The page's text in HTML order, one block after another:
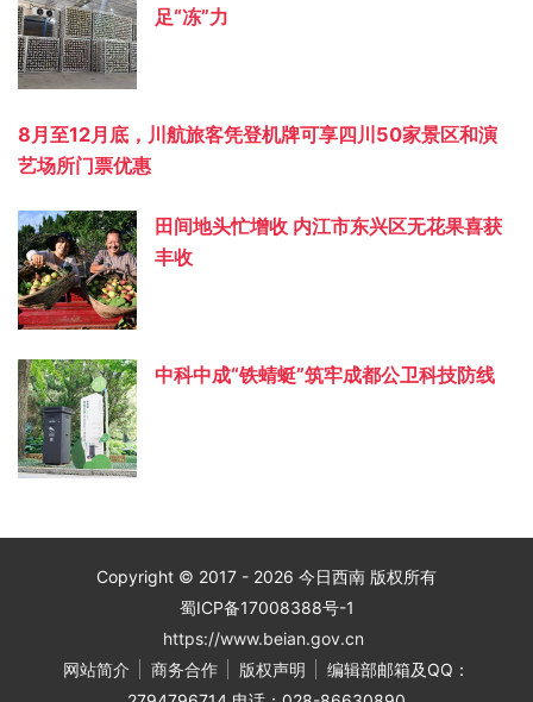
足“冻”力
8月至12月底，川航旅客凭登机牌可享四川50家景区和演
艺场所门票优惠
田间地头忙增收 内江市东兴区无花果喜获
丰收
中科中成“铁蜻蜓”筑牢成都公卫科技防线
Copyright © 2017 - 2026 今日西南 版权所有
蜀ICP备17008388号-1
https://www.beian.gov.cn
网站简介
商务合作 版权声明
编辑部邮箱及QQ：